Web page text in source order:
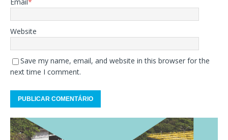
Email *
Website
Save my name, email, and website in this browser for the
next time I comment.